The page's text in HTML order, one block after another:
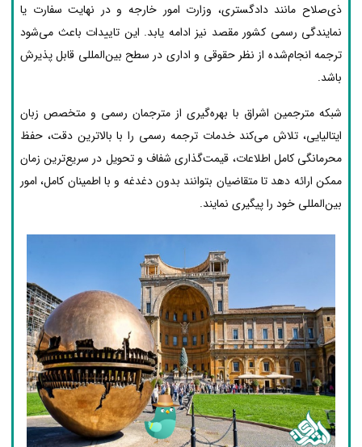
ذی‌صلاح مانند دادگستری، وزارت امور خارجه و در نهایت سفارت یا
نمایندگی رسمی کشور مقصد نیز ادامه یابد. این تاییدات باعث می‌شود
ترجمه انجام‌شده از نظر حقوقی و اداری در سطح بین‌المللی قابل پذیرش
باشد.
شبکه مترجمین اشراق با بهره‌گیری از مترجمان رسمی و متخصص زبان
ایتالیایی، تلاش می‌کند خدمات ترجمه رسمی را با بالاترین دقت، حفظ
محرمانگی کامل اطلاعات، قیمت‌گذاری شفاف و تحویل در سریع‌ترین زمان
ممکن ارائه دهد تا متقاضیان بتوانند بدون دغدغه و با اطمینان کامل، امور
بین‌المللی خود را پیگیری نمایند.